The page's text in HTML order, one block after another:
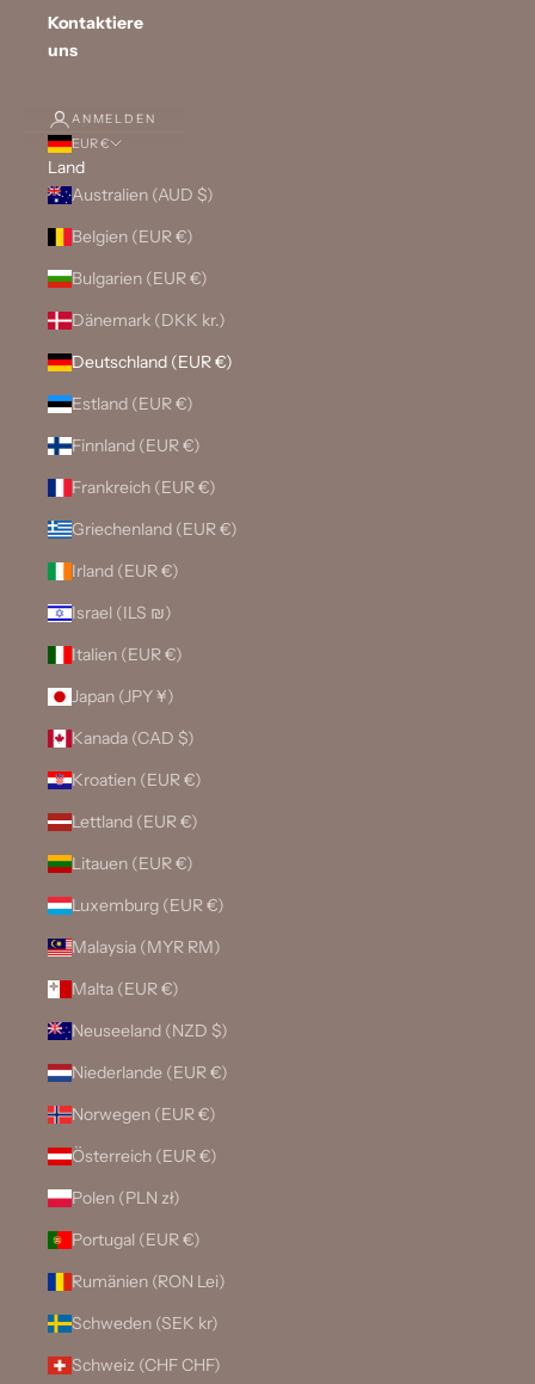
Kontaktiere
uns
ANMELDEN
EUR €
Land
Australien (AUD $)
Belgien (EUR €)
Bulgarien (EUR €)
Dänemark (DKK kr.)
Deutschland (EUR €)
Estland (EUR €)
Finnland (EUR €)
Frankreich (EUR €)
Griechenland (EUR €)
Irland (EUR €)
Israel (ILS ₪)
Italien (EUR €)
Japan (JPY ¥)
Kanada (CAD $)
Kroatien (EUR €)
Lettland (EUR €)
Litauen (EUR €)
Luxemburg (EUR €)
Malaysia (MYR RM)
Malta (EUR €)
Neuseeland (NZD $)
Niederlande (EUR €)
Norwegen (EUR €)
Österreich (EUR €)
Polen (PLN zł)
Portugal (EUR €)
Rumänien (RON Lei)
Schweden (SEK kr)
Schweiz (CHF CHF)